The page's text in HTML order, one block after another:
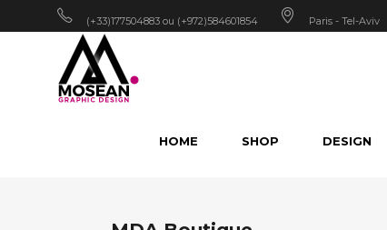
(+33)177504883 ou (+972)584601854 Paris - Tel-Aviv
HOME SHOP DESIGN